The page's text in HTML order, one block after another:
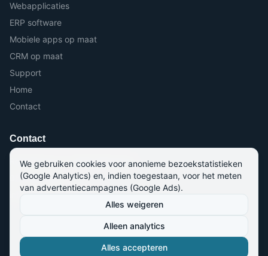
Webapplicaties
ERP software
Mobiele apps op maat
CRM op maat
Support
Home
Contact
Contact
Roterijstraat 71, 8790 Waregem
056 964 964
info@kmo-software.be
kmo-software bv. Alle rechten voorbehouden.
We gebruiken cookies voor anonieme bezoekstatistieken
(Google Analytics) en, indien toegestaan, voor het meten
van advertentiecampagnes (Google Ads).
Alles weigeren
Alleen analytics
Alles accepteren